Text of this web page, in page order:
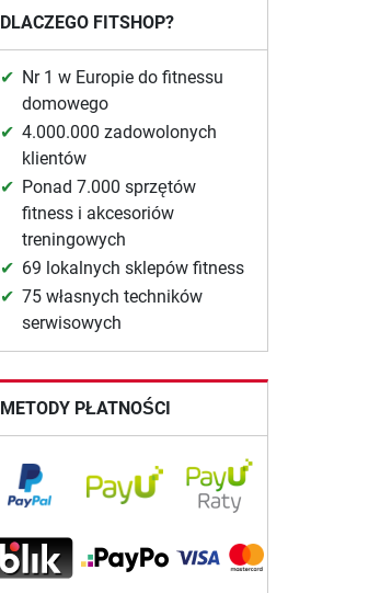
DLACZEGO FITSHOP?
Nr 1 w Europie do fitnessu
domowego
4.000.000 zadowolonych
klientów
Ponad 7.000 sprzętów
fitness i akcesoriów
treningowych
69 lokalnych sklepów fitness
75 własnych techników
serwisowych
METODY PŁATNOŚCI